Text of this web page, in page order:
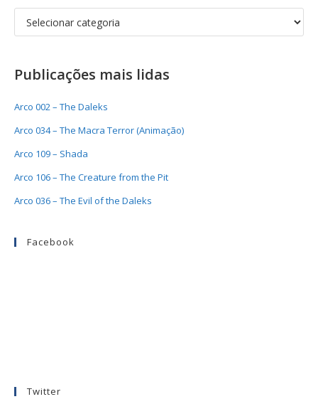
Publicações mais lidas
Arco 002 – The Daleks
Arco 034 – The Macra Terror (Animação)
Arco 109 – Shada
Arco 106 – The Creature from the Pit
Arco 036 – The Evil of the Daleks
Facebook
Twitter